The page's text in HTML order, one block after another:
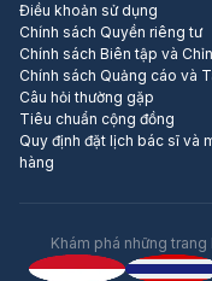
Điều khoản sử dụng
Chính sách Quyền riêng tư
Chính sách Biên tập và
Chính sách Quảng cáo và
Câu hỏi thường gặp
Tiêu chuẩn cộng đồng
Quy định đặt lịch bác sĩ và
hàng
Khám phá những